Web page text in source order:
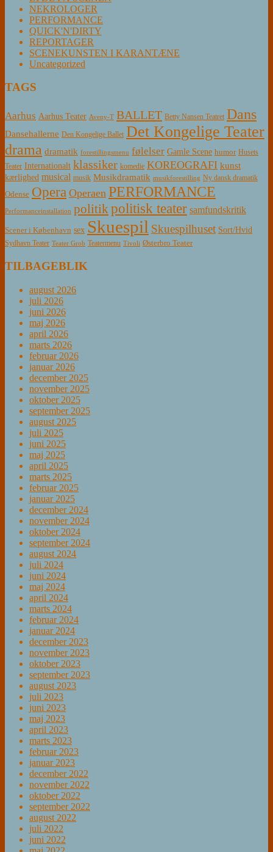
NEKROLOGER
PERFORMANCE
QUICK'N'DIRTY
REPORTAGER
SCENEKUNSTEN I KARANTÆNE
Uncategorized
TAGS
Aarhus Aarhus Teater Aveny-T BALLET Betty Nansen Teatret Dans
Dansehallerne Den Kongelige Ballet Det Kongelige Teater
drama dramatik forestillingsmenu følelser Gamle Scene humor Husets
Teater Internationalt klassiker komedie KOREOGRAFI kunst
kærlighed musical musik Musikdramatik musikforestilling Ny dansk dramatik
Odense Opera Operaen PERFORMANCE
Performanceinstallation politikpolitisk teater samfundskritik
Scener i København sex Skuespil Skuespilhuset Sort/Hvid
Sydhavn Teater Teater Grob Teatermenu Tivoli Østerbro Teater
TILBAGEBLIK
august 2026
juli 2026
juni 2026
maj 2026
april 2026
marts 2026
februar 2026
januar 2026
december 2025
november 2025
oktober 2025
september 2025
august 2025
juli 2025
juni 2025
maj 2025
april 2025
marts 2025
februar 2025
januar 2025
december 2024
november 2024
oktober 2024
september 2024
august 2024
juli 2024
juni 2024
maj 2024
april 2024
marts 2024
februar 2024
januar 2024
december 2023
november 2023
oktober 2023
september 2023
august 2023
juli 2023
juni 2023
maj 2023
april 2023
marts 2023
februar 2023
januar 2023
december 2022
november 2022
oktober 2022
september 2022
august 2022
juli 2022
juni 2022